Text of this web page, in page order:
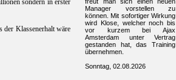
sondern in erster
der Klassenerhalt wäre
Manager vorstellen zu
können. Mit sofortiger Wirkung
wird Klose, welcher noch bis
vor kurzem bei Ajax
Amsterdam unter Vertrag
gestanden hat, das Training
übernehmen.
Sonntag, 02.08.2026